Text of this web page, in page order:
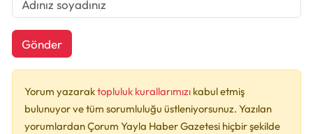
Gönder
Yorum yazaraktopluluk kurallarımızı kabul etmiş
bulunuyor ve tüm sorumluluğu üstleniyorsunuz. Yazılan
yorumlardan Çorum Yayla Haber Gazetesi hiçbir şekilde